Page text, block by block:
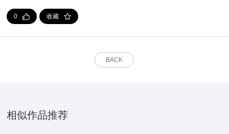
0 收藏
BACK
相似作品推荐